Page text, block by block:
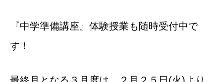
『中学準備講座』体験授業も随時受付中で
す！